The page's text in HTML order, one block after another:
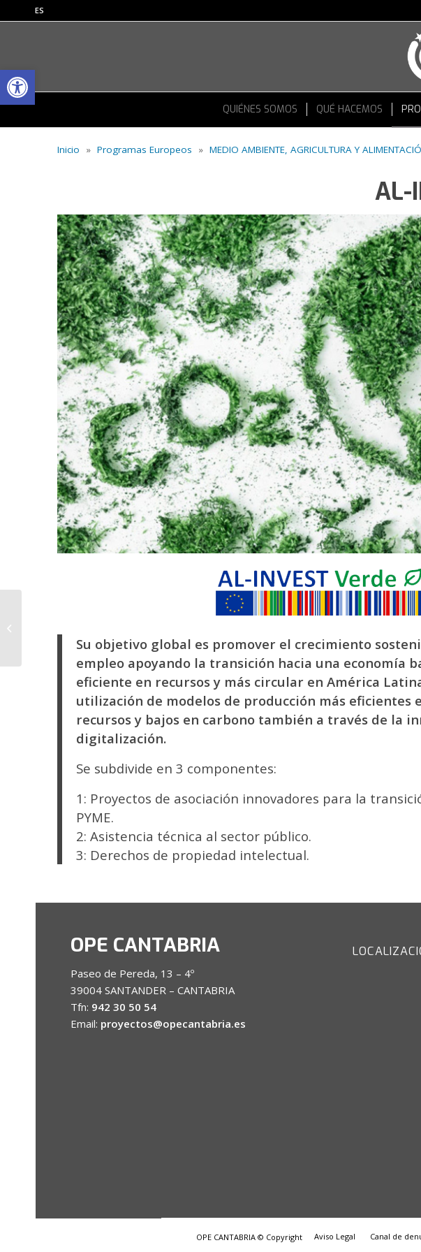
Abrir barra de herramientas
ES
QUIÉNES SOMOS QUÉ HACEMOS
Inicio » Programas Europeos » MEDIO AMBIENTE, AGRICULTURA Y
AL-
Su objetivo global es promover el crecimiento
empleo apoyando la transición hacia una economía
eficiente en recursos y más circular en América
utilización de modelos de producción más eficientes
recursos y bajos en carbono también a través de la
digitalización.
Se subdivide en 3 componentes:
1: Proyectos de asociación innovadores para la
PYME.
2: Asistencia técnica al sector público.
3: Derechos de propiedad intelectual.
OPE CANTABRIA
Paseo de Pereda, 13 – 4º
39004 SANTANDER – CANTABRIA
Tfn: 942 30 50 54
Email: proyectos@opecantabria.es
OPE CANTABRIA © Copyright Aviso Legal Canal de